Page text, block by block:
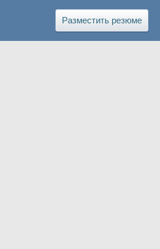
Разместить резюме